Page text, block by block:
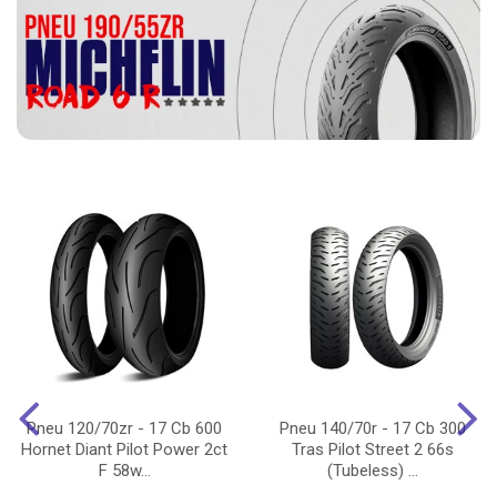
Pneu 120/70zr - 17 Cb 600
Hornet Diant Pilot Power 2ct
F 58w...
Pneu 140/70r - 17 Cb 300
Tras Pilot Street 2 66s
(Tubeless) ...